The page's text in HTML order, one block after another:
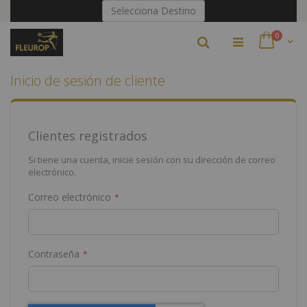
contenido
Selecciona Destino
Cart
0
Buscar
Inicio de sesión de cliente
Clientes registrados
Si tiene una cuenta, inicie sesión con su dirección de correo
electrónico.
Correo electrónico
Contraseña